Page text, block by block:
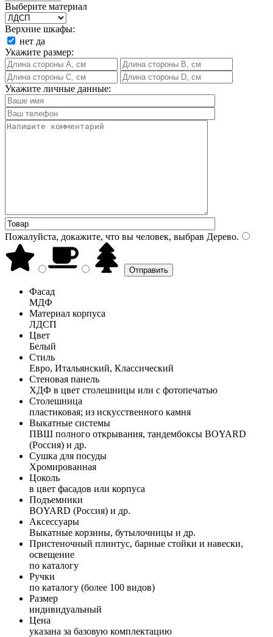
Выберите материал
Верхние шкафы:
нет да
Укажите размер:
Укажите личные данные:
Пожалуйста, докажите, что вы человек, выбрав Дерево.
Фасад
МДФ
Материал корпуса
ЛДСП
Цвет
Белый
Стиль
Евро, Итальянский, Классический
Стеновая панель
ХДФ в цвет столешницы или с фотопечатью
Столешница
пластиковая; из искусственного камня
Выкатные системы
ПВШ полного открывания, тандембоксы BOYARD
(Россия) и др.
Сушка для посуды
Хромированная
Цоколь
в цвет фасадов или корпуса
Подъемники
BOYARD (Россия) и др.
Аксессуары
Выкатные корзины, бутылочницы и др.
Пристеночный плинтус, барные стойки и навески,
освещение
по каталогу
Ручки
по каталогу (более 100 видов)
Размер
индивидуальный
Цена
указана за базовую комплектацию